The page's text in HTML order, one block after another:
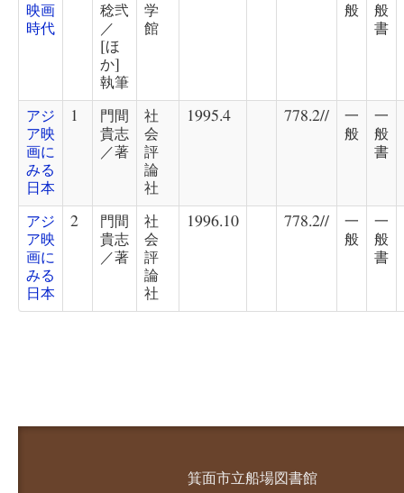
映画
時代
稔弐
／
[ほ
か]
執筆
学
館
般
般
書
アジ
ア映
画に
みる
日本
1
門間
貴志
／著
社
会
評
論
社
1995.4 778.2//
一
般
一
般
書
アジ
ア映
画に
みる
日本
2
門間
貴志
／著
社
会
評
論
社
1996.10 778.2//
一
般
一
般
書
箕面市立船場図書館